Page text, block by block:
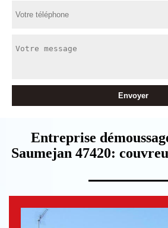
Entreprise
Saumejan 47420: